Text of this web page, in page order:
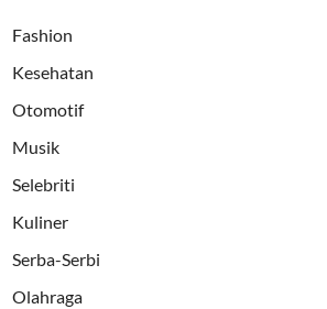
Fashion
Kesehatan
Otomotif
Musik
Selebriti
Kuliner
Serba-Serbi
Olahraga